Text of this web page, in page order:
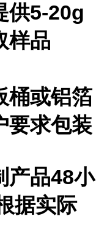
供5-20g
样品
桶或铝箔
要求包装
产品48小
据实际